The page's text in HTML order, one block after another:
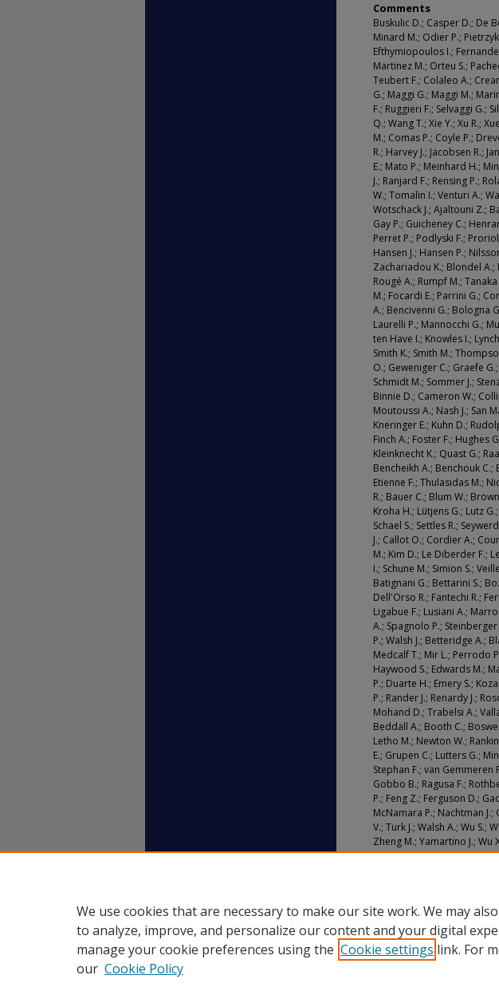
Comments
Buskulic D.; Casper D.; De
Minard M.; Odier P.;
Efthymiopoulos I.;
Martinez M.; Orteu S.;
Teubert F.; Colaleo A.;
G.; Maggi G.; Maggi M.;
F.; Ruggieri F.; Selvaggi G.;
Q.; Wang T.; Xie Y.; Xu R.;
M.; Comas P.; Coyle P.;
R.; Harvey J.; Jacobsen R.;
E.; Mato P.; Meinhard H.;
J.; Ranjard F.; Rensing P.;
W.; Tomalin I.; Venturi A.;
Wotschack J.; Ajaltouni Z.;
Gay P.; Guicheney C.;
Perret P.; Podlyski F.; Proriol
Hansen J.; Hansen P.;
Zachariadou K.; Blondel A.;
Rougé A.; Rumpf M.;
M.; Focardi E.; Parrini G.;
A.; Bencivenni G.; Bologna
Laurelli P.; Mannocchi G.;
ten Have I.; Knowles I.;
Smith K.; Smith M.;
O.; Geweniger C.; Graefe
Schmidt M.; Sommer J.;
Binnie D.; Cameron W.;
Moutoussi A.; Nash J.; San
Kneringer E.; Kuhn D.;
Finch A.; Foster F.; Hughes
Kleinknecht K.; Quast G.;
Bencheikh A.; Benchouk C.;
Etienne F.; Thulasidas M.;
R.; Bauer C.; Blum W.;
Kroha H.; Lütjens G.; Lutz
Schael S.; Settles R.;
J.; Callot O.; Cordier A.;
M.; Kim D.; Le Diberder F.;
I.; Schune M.; Simion S.;
Batignani G.; Bettarini S.;
Dell'Orso R.; Fantechi R.;
Ligabue F.; Lusiani A.;
A.; Spagnolo P.;
P.; Walsh J.; Betteridge A.;
Medcalf T.; Mir L.; Perrodo
Haywood S.; Edwards M.;
P.; Duarte H.; Emery S.;
P.; Rander J.; Renardy J.;
Mohand D.; Trabelsi A.;
Beddall A.; Booth C.;
Letho M.; Newton W.;
E.; Grupen C.; Lutters G.;
Stephan F.; van Gemmeren
Gobbo B.; Ragusa F.;
P.; Feng Z.; Ferguson D.;
McNamara P.; Nachtman J.;
V.; Turk J.; Walsh A.; Wu S.;
Zheng M.; Yamartino J.; Wu
We use cookies that are necessary to make our site work. We may
to analyze, improve, and personalize our content and your digital
manage your cookie preferences using the Cookie settings link. For
our Cookie Policy